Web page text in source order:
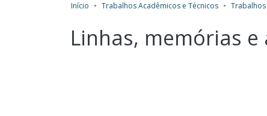
Início Trabalhos Acadêmicos e Técnicos
Linhas, memórias